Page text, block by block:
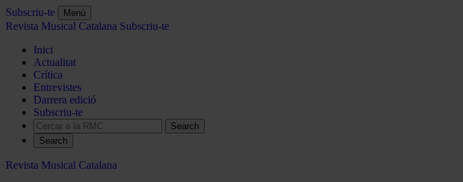
Subscriu-te Menú
Revista Musical Catalana Subscriu-te
Inici
Actualitat
Crítica
Entrevistes
Darrera edició
Subscriu-te
Search
Revista Musical Catalana